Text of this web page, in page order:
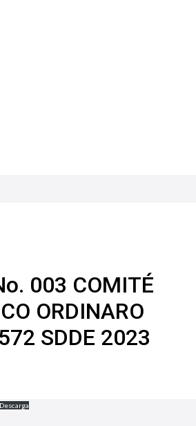
003 COMITÉ
ORDINARO
SDDE 2023
Descarga